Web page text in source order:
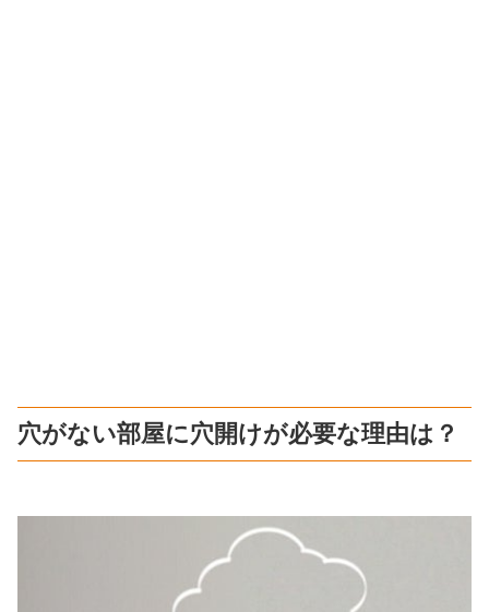
穴がない部屋に穴開けが必要な理由は？